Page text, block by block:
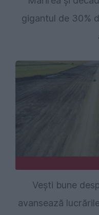
gigantul de 30%
Vești bune
avansează